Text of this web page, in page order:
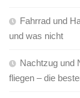
Fahrrad und
und was nicht
Nachtzug und
fliegen – die